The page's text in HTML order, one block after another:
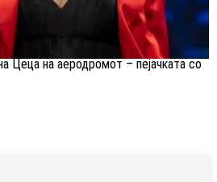
Цеца на аеродромот – пејачката со